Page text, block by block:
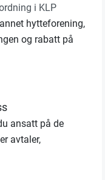
i KLP
hytteforening,
og rabatt på
ansatt på de
avtaler,